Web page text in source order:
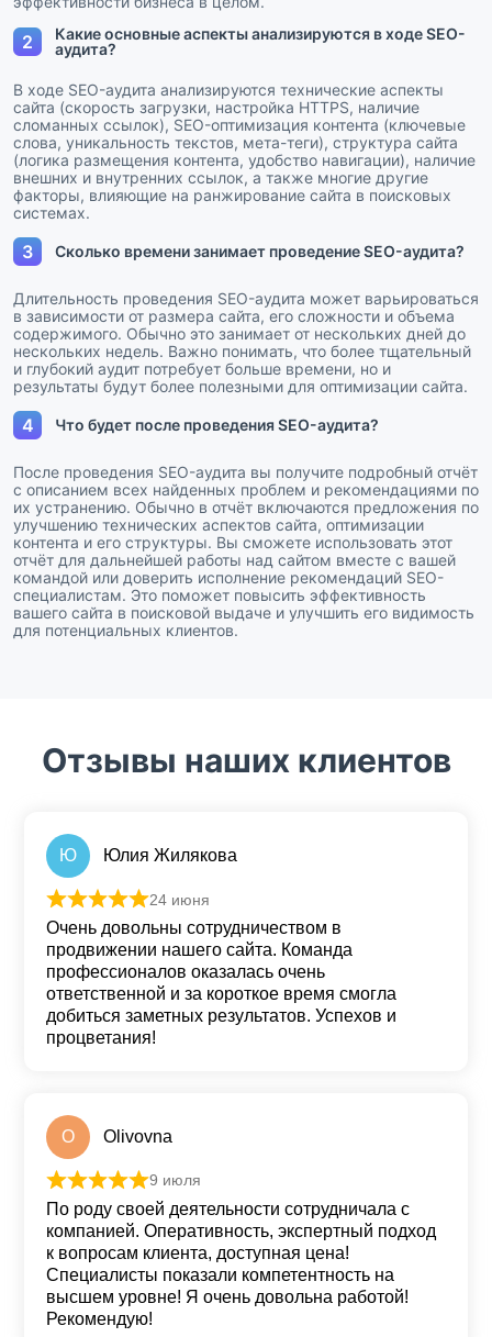
2
Какие основные аспекты анализируются в ходе SEO-
аудита?
В ходе SEO-аудита анализируются технические аспекты
сайта (скорость загрузки, настройка HTTPS, наличие
сломанных ссылок), SEO-оптимизация контента (ключевые
слова, уникальность текстов, мета-теги), структура сайта
(логика размещения контента, удобство навигации), наличие
внешних и внутренних ссылок, а также многие другие
факторы, влияющие на ранжирование сайта в поисковых
системах.
3 Сколько времени занимает проведение SEO-аудита?
Длительность проведения SEO-аудита может варьироваться
в зависимости от размера сайта, его сложности и объема
содержимого. Обычно это занимает от нескольких дней до
нескольких недель. Важно понимать, что более тщательный
и глубокий аудит потребует больше времени, но и
результаты будут более полезными для оптимизации сайта.
4 Что будет после проведения SEO-аудита?
После проведения SEO-аудита вы получите подробный отчёт
с описанием всех найденных проблем и рекомендациями по
их устранению. Обычно в отчёт включаются предложения по
улучшению технических аспектов сайта, оптимизации
контента и его структуры. Вы сможете использовать этот
отчёт для дальнейшей работы над сайтом вместе с вашей
командой или доверить исполнение рекомендаций SEO-
специалистам. Это поможет повысить эффективность
вашего сайта в поисковой выдаче и улучшить его видимость
для потенциальных клиентов.
Отзывы наших клиентов
Ю Юлия Жилякова
Оценка
24 июня
Очень довольны сотрудничеством в
продвижении нашего сайта. Команда
профессионалов оказалась очень
ответственной и за короткое время смогла
добиться заметных результатов. Успехов и
процветания!
O Olivovna
Оценка
9 июля
По роду своей деятельности сотрудничала с
компанией. Оперативность, экспертный подход
к вопросам клиента, доступная цена!
Специалисты показали компетентность на
высшем уровне! Я очень довольна работой!
Рекомендую!